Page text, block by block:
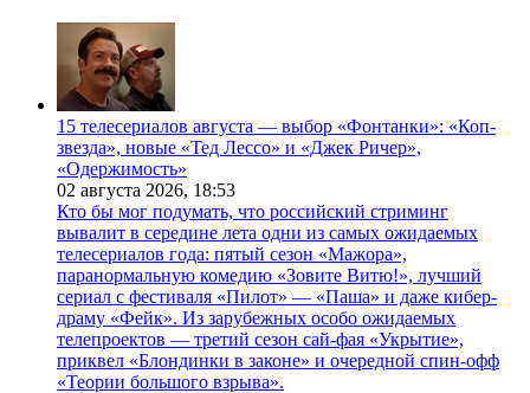
15 телесериалов августа — выбор «Фонтанки»: «Коп-
звезда», новые «Тед Лессо» и «Джек Ричер»,
«Одержимость»
02 августа 2026, 18:53
Кто бы мог подумать, что российский стриминг
вывалит в середине лета одни из самых ожидаемых
телесериалов года: пятый сезон «Мажора»,
паранормальную комедию «Зовите Витю!», лучший
сериал с фестиваля «Пилот» — «Паша» и даже кибер-
драму «Фейк». Из зарубежных особо ожидаемых
телепроектов — третий сезон сай-фая «Укрытие»,
приквел «Блондинки в законе» и очередной спин-офф
«Теории большого взрыва».